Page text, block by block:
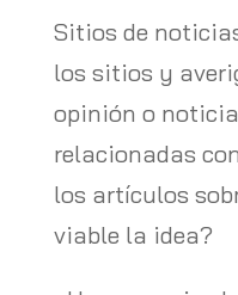
Sitios de
los sitios y
opinión o
relacionadas
los artículos
viable la idea?